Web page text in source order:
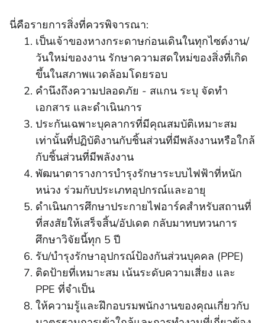
นี่คือรายการสิ่งที่ควรพิจารณา:
เป็นเจ้าของหางกระดาษก่อนเดินในทุกไซต์งาน/
วันใหม่ของงาน รักษาความสดใหม่ของสิ่งที่เกิด
ขึ้นในสภาพแวดล้อมโดยรอบ
คํานึงถึงความปลอดภัย - สแกน ระบุ จัดทํา
เอกสาร และดําเนินการ
ประกันเฉพาะบุคลากรที่มีคุณสมบัติเหมาะสม
เท่านั้นที่ปฏิบัติงานกับชิ้นส่วนที่มีพลังงานหรือใกล้
กับชิ้นส่วนที่มีพลังงาน
พัฒนาตารางการบํารุงรักษาระบบไฟฟ้าที่หนัก
หน่วง ร่วมกับประเภทอุปกรณ์และอายุ
ดําเนินการศึกษาประกายไฟอาร์คสําหรับสถานที่
ที่สงสัยให้เสร็จสิ้น/อัปเดต กลับมาทบทวนการ
ศึกษาวิจัยนี้ทุก 5 ปี
รับ/บํารุงรักษาอุปกรณ์ป้องกันส่วนบุคคล (PPE)
ติดป้ายที่เหมาะสม เน้นระดับความเสี่ยง และ
PPE ที่จําเป็น
ให้ความรู้และฝึกอบรมพนักงานของคุณเกี่ยวกับ